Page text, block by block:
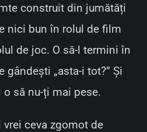
construit din jumătăți
nici bun în rolul de film
de joc. O să-l termini în
gândești „asta-i tot?” Și
o să nu-ți mai pese.
ceva zgomot de